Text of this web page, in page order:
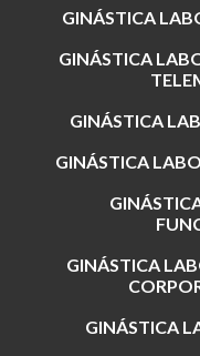
GINÁSTICA
GINÁSTICA
GINÁSTICA
GINÁSTICA
GINÁSTICA
GINÁSTICA